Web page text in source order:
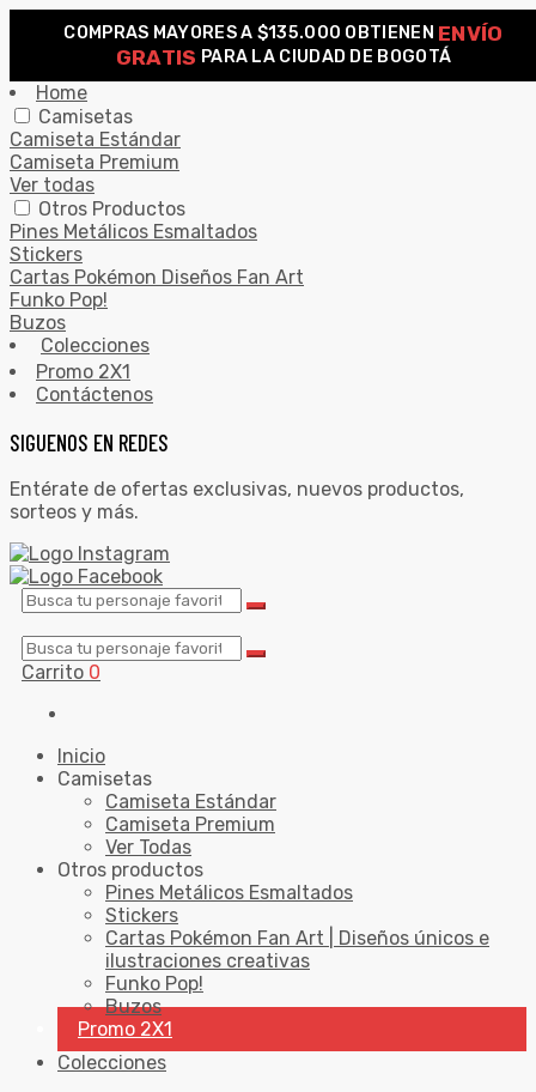
COMPRAS MAYORES A $135.000 OBTIENEN ENVÍO
GRATIS PARA LA CIUDAD DE BOGOTÁ
SEARCH
Home
Camisetas
Camiseta Estándar
Camiseta Premium
Ver todas
Otros Productos
Pines Metálicos Esmaltados
Stickers
Cartas Pokémon Diseños Fan Art
Funko Pop!
Buzos
Colecciones
Promo 2X1
Contáctenos
SIGUENOS EN REDES
Entérate de ofertas exclusivas, nuevos productos,
sorteos y más.
Carrito 0
Inicio
Camisetas
Camiseta Estándar
Camiseta Premium
Ver Todas
Otros productos
Pines Metálicos Esmaltados
Stickers
Cartas Pokémon Fan Art | Diseños únicos e
ilustraciones creativas
Funko Pop!
Buzos
Promo 2X1
Colecciones